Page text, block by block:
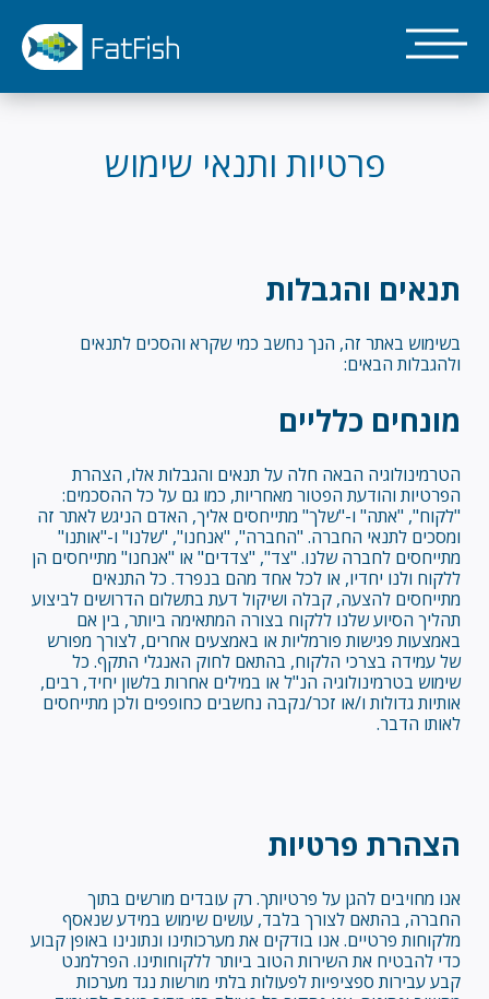
לתוכן
העיקרי
פרטיות ותנאי שימוש
תנאים והגבלות
בשימוש באתר זה, הנך נחשב כמי שקרא והסכים לתנאים
ולהגבלות הבאים:
מונחים כלליים
הטרמינולוגיה הבאה חלה על תנאים והגבלות אלו, הצהרת
הפרטיות והודעת הפטור מאחריות, כמו גם על כל ההסכמים:
"לקוח", "אתה" ו-"שלך" מתייחסים אליך, האדם הניגש לאתר זה
ומסכים לתנאי החברה. "החברה", "אנחנו", "שלנו" ו-"אותנו"
מתייחסים לחברה שלנו. "צד", "צדדים" או "אנחנו" מתייחסים הן
ללקוח ולנו יחדיו, או לכל אחד מהם בנפרד. כל התנאים
מתייחסים להצעה, קבלה ושיקול דעת בתשלום הדרושים לביצוע
תהליך הסיוע שלנו ללקוח בצורה המתאימה ביותר, בין אם
באמצעות פגישות פורמליות או באמצעים אחרים, לצורך מפורש
של עמידה בצרכי הלקוח, בהתאם לחוק האנגלי התקף. כל
שימוש בטרמינולוגיה הנ"ל או במילים אחרות בלשון יחיד, רבים,
אותיות גדולות ו/או זכר/נקבה נחשבים כחופפים ולכן מתייחסים
לאותו הדבר.
הצהרת פרטיות
אנו מחויבים להגן על פרטיותך. רק עובדים מורשים בתוך
החברה, בהתאם לצורך בלבד, עושים שימוש במידע שנאסף
מלקוחות פרטיים. אנו בודקים את מערכותינו ונתונינו באופן קבוע
כדי להבטיח את השירות הטוב ביותר ללקוחותינו. הפרלמנט
קבע עבירות ספציפיות לפעולות בלתי מורשות נגד מערכות